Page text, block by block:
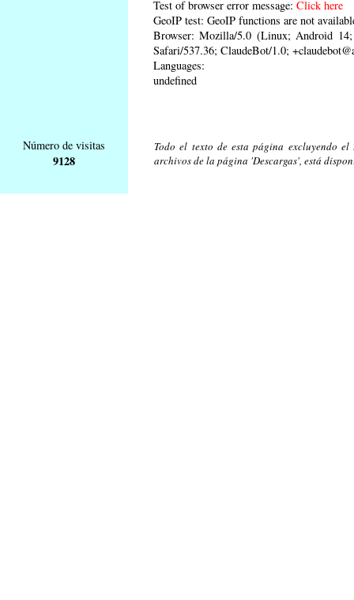
Test of browser error message: Click here
GeoIP test: GeoIP functions are not
Browser: Mozilla/5.0 (Linux; Android
Safari/537.36; ClaudeBot/1.0;
Languages:
undefined
Número de visitas
9128
Todo el texto de esta página excluyendo
archivos de la página 'Descargas', está